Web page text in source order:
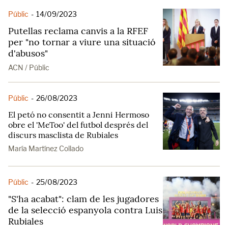
Públic - 14/09/2023
Putellas reclama canvis a la RFEF
per "no tornar a viure una situació
d'abusos"
ACN / Públic
Públic - 26/08/2023
El petó no consentit a Jenni Hermoso
obre el 'MeToo' del futbol després del
discurs masclista de Rubiales
María Martínez Collado
Públic - 25/08/2023
"S'ha acabat": clam de les jugadores
de la selecció espanyola contra Luis
Rubiales